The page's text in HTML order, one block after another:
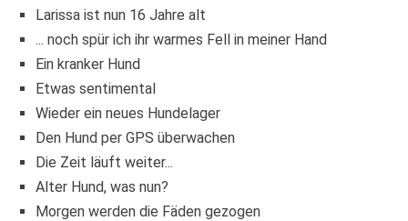
Larissa ist nun 16 Jahre alt
... noch spür ich ihr warmes Fell in meiner Hand
Ein kranker Hund
Etwas sentimental
Wieder ein neues Hundelager
Den Hund per GPS überwachen
Die Zeit läuft weiter...
Alter Hund, was nun?
Morgen werden die Fäden gezogen